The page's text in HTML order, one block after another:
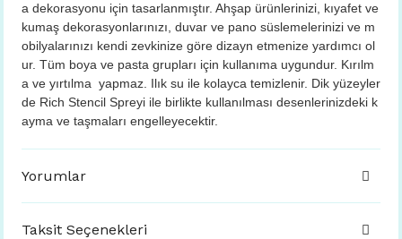
a dekorasyonu için tasarlanmıştır. Ahşap ürünlerinizi, kıyafet ve
kumaş dekorasyonlarınızı, duvar ve pano süslemelerinizi ve m
obilyalarınızı kendi zevkinize göre dizayn etmenize yardımcı ol
ur. Tüm boya ve pasta grupları için kullanıma uygundur. Kırılm
a ve yırtılma yapmaz. Ilık su ile kolayca temizlenir. Dik yüzeyler
de Rich Stencil Spreyi ile birlikte kullanılması desenlerinizdeki k
ayma ve taşmaları engelleyecektir.
Yorumlar
Taksit Seçenekleri